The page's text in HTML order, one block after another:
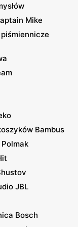
Mike
Bambus
JBL
Bosch